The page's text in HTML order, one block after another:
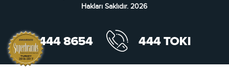
Hakları Saklıdır. 2026